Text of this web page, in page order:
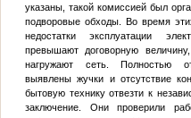
указаны, такой комиссией был
подворовые обходы. Во время
недостатки эксплуатации
превышают договорную
нагружают сеть. Полностью
выявлены жучки и отсутствие
бытовую технику отвезти к
заключение. Они проверили